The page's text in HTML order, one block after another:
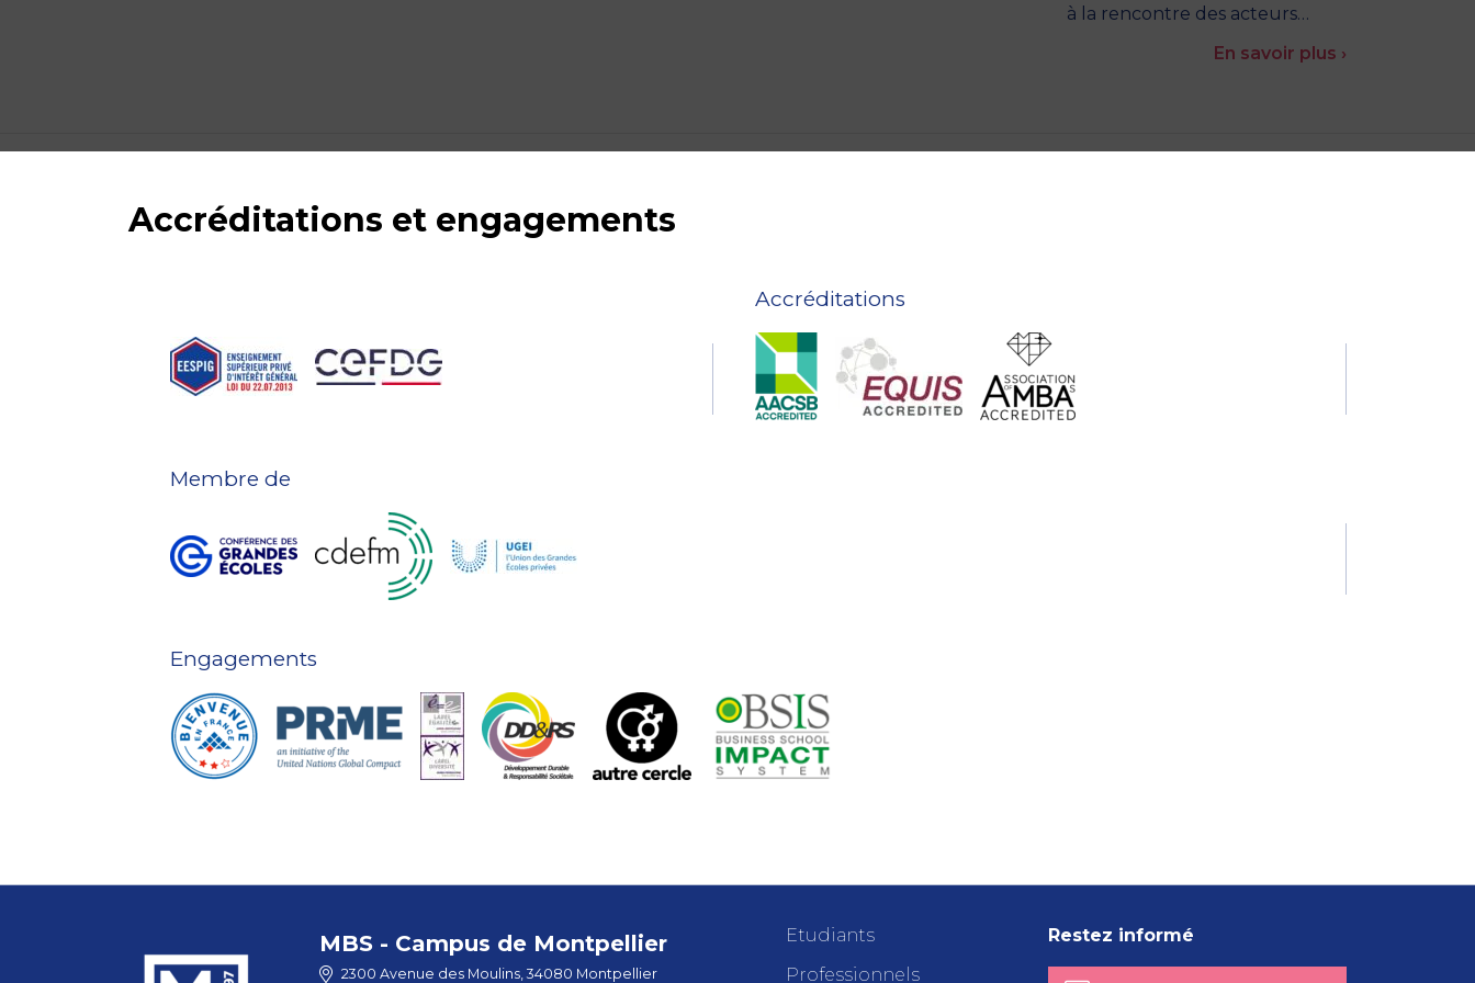
à la rencontre des acteurs…
En savoir plus ›
Accréditations et engagements
Accréditations
Membre de
Engagements
MBS - Campus de Montpellier
2300 Avenue des Moulins, 34080 Montpellier
Etudiants
Professionnels
Restez informé